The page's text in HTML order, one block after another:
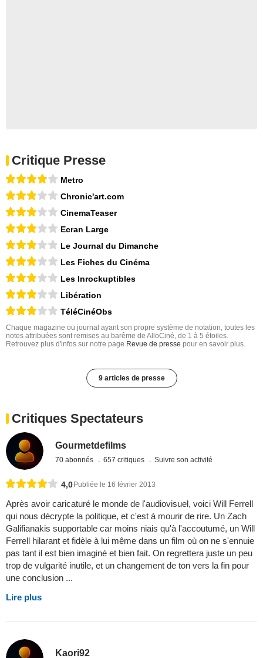
Critique Presse
Metro
Chronic'art.com
CinemaTeaser
Ecran Large
Le Journal du Dimanche
Les Fiches du Cinéma
Les Inrockuptibles
Libération
TéléCinéObs
Chaque magazine ou journal ayant son propre système de notation, toutes les
notes attribuées sont remises au barême de AlloCiné, de 1 à 5 étoiles.
Retrouvez plus d'infos sur notre page Revue de presse pour en savoir plus.
9 articles de presse
Critiques Spectateurs
Gourmetdefilms
70 abonnés 657 critiques Suivre son activité
4,0 Publiée le 16 février 2013
Après avoir caricaturé le monde de l'audiovisuel, voici Will Ferrell
qui nous décrypte la politique, et c'est à mourir de rire. Un Zach
Galifianakis supportable car moins niais qu'à l'accoutumé, un Will
Ferrell hilarant et fidèle à lui même dans un film où on ne s'ennuie
pas tant il est bien imaginé et bien fait. On regrettera juste un peu
trop de vulgarité inutile, et un changement de ton vers la fin pour
une conclusion ...
Lire plus
Kaori92